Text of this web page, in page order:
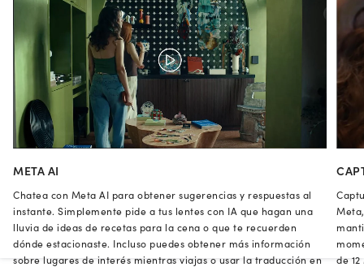
META AI
Chatea con Meta AI para obtener sugerencias y respuestas al
instante. Simplemente pide a tus lentes con IA que hagan una
lluvia de ideas de recetas para la cena o que te recuerden
dónde estacionaste. Incluso puedes obtener más información
sobre lugares de interés mientras viajas o usar la traducción en
de